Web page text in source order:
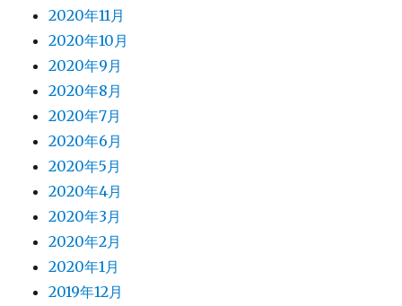
2020年11月
2020年10月
2020年9月
2020年8月
2020年7月
2020年6月
2020年5月
2020年4月
2020年3月
2020年2月
2020年1月
2019年12月